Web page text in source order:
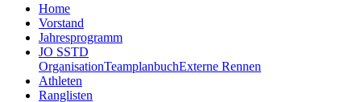
Home
Vorstand
Jahresprogramm
JO SSTD
OrganisationTeamplanbuchExterne Rennen
Athleten
Ranglisten